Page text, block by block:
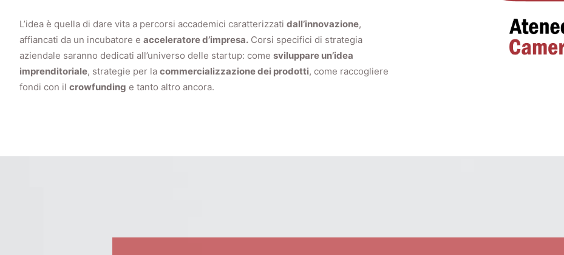
L’idea è quella di dare vita a percorsi accademici caratterizzati dall’innovazione,
affiancati da un incubatore e acceleratore d’impresa. Corsi specifici di strategia
aziendale saranno dedicati all’universo delle startup: come sviluppare un’idea
imprenditoriale, strategie per la commercializzazione dei prodotti, come raccogliere
fondi con il crowfunding e tanto altro ancora.